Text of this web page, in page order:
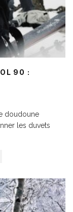
90 :
doudoune
les duvets